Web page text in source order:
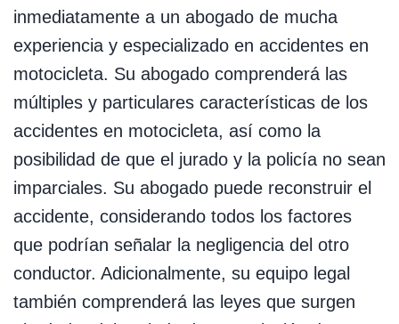
inmediatamente a un abogado de mucha
experiencia y especializado en accidentes en
motocicleta. Su abogado comprenderá las
múltiples y particulares características de los
accidentes en motocicleta, así como la
posibilidad de que el jurado y la policía no sean
imparciales. Su abogado puede reconstruir el
accidente, considerando todos los factores
que podrían señalar la negligencia del otro
conductor. Adicionalmente, su equipo legal
también comprenderá las leyes que surgen